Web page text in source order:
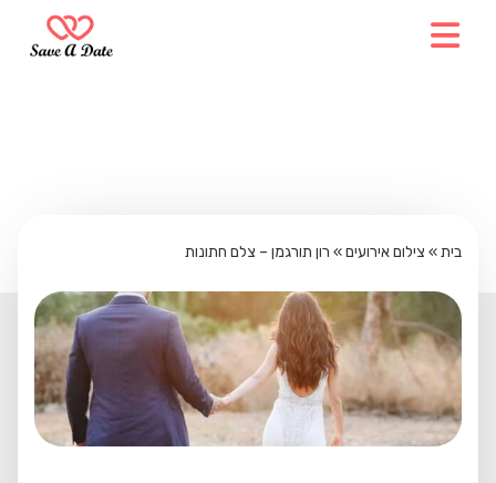
בית» צילום אירועים» רון תורגמן – צלם חתונות